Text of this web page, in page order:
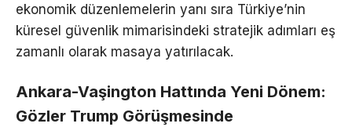
ekonomik düzenlemelerin yanı sıra Türkiye’nin
küresel güvenlik mimarisindeki stratejik adımları eş
zamanlı olarak masaya yatırılacak.
Ankara-Vaşington Hattında Yeni Dönem:
Gözler Trump Görüşmesinde